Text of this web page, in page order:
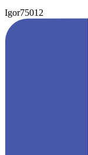
Igor75012